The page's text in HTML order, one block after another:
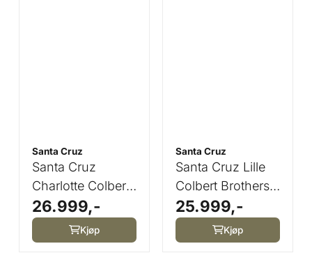
Santa Cruz
Santa Cruz
Charlotte Colbert
Brothers
26.999,-
Kjøp
Santa Cruz
Santa Cruz Lille
Colbert Brothers
Line Saddle
25.999,-
Kjøp